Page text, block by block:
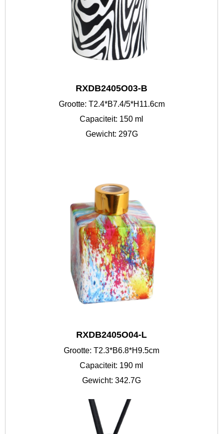
RXDB2405O03-B
Grootte: T2.4*B7.4/5*H11.6cm
Capaciteit: 150 ml
Gewicht: 297G
RXDB2405O04-L
Grootte: T2.3*B6.8*H9.5cm
Capaciteit: 190 ml
Gewicht: 342.7G